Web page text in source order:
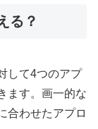
る？
して4つのアプ
ます。画一的な
合わせたアプロ